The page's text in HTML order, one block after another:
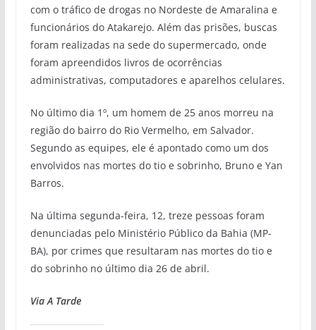
com o tráfico de drogas no Nordeste de Amaralina e
funcionários do Atakarejo. Além das prisões, buscas
foram realizadas na sede do supermercado, onde
foram apreendidos livros de ocorrências
administrativas, computadores e aparelhos celulares.
No último dia 1º, um homem de 25 anos morreu na
região do bairro do Rio Vermelho, em Salvador.
Segundo as equipes, ele é apontado como um dos
envolvidos nas mortes do tio e sobrinho, Bruno e Yan
Barros.
Na última segunda-feira, 12, treze pessoas foram
denunciadas pelo Ministério Público da Bahia (MP-
BA), por crimes que resultaram nas mortes do tio e
do sobrinho no último dia 26 de abril.
Via A Tarde